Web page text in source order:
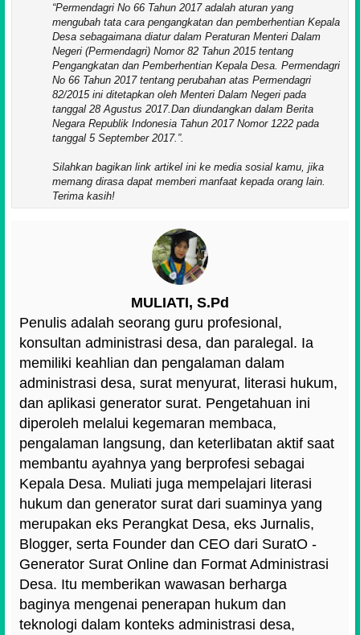
Permendagri No 66 Tahun 2017 adalah aturan yang
mengubah tata cara pengangkatan dan pemberhentian Kepala
Desa sebagaimana diatur dalam Peraturan Menteri Dalam
Negeri (Permendagri) Nomor 82 Tahun 2015 tentang
Pengangkatan dan Pemberhentian Kepala Desa. Permendagri
No 66 Tahun 2017 tentang perubahan atas Permendagri
82/2015 ini ditetapkan oleh Menteri Dalam Negeri pada
tanggal 28 Agustus 2017.Dan diundangkan dalam Berita
Negara Republik Indonesia Tahun 2017 Nomor 1222 pada
tanggal 5 September 2017. .
Silahkan bagikan link artikel ini ke media sosial kamu, jika
memang dirasa dapat memberi manfaat kepada orang lain.
Terima kasih!
MULIATI, S.Pd
Penulis adalah seorang guru profesional,
konsultan administrasi desa, dan paralegal. Ia
memiliki keahlian dan pengalaman dalam
administrasi desa, surat menyurat, literasi hukum,
dan aplikasi generator surat. Pengetahuan ini
diperoleh melalui kegemaran membaca,
pengalaman langsung, dan keterlibatan aktif saat
membantu ayahnya yang berprofesi sebagai
Kepala Desa. Muliati juga mempelajari literasi
hukum dan generator surat dari suaminya yang
merupakan eks Perangkat Desa, eks Jurnalis,
Blogger, serta Founder dan CEO dari SuratO -
Generator Surat Online dan Format Administrasi
Desa. Itu memberikan wawasan berharga
baginya mengenai penerapan hukum dan
teknologi dalam konteks administrasi desa,